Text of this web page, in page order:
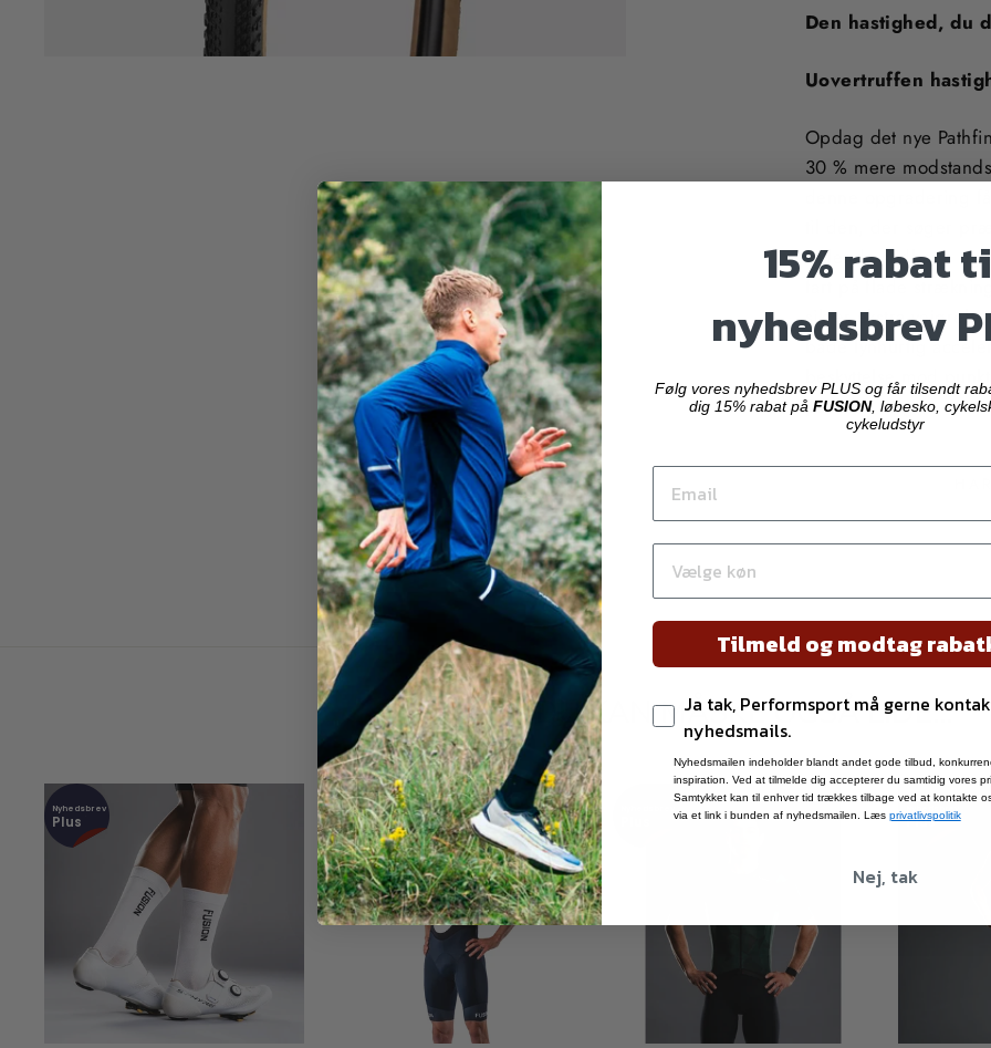
Den hastighed, du
Uovertruffen
Opdag det nye
30 % mere
denne opgradering
til den, der søger
rullende slidbane og
fart på flade
sikrer ekstra vejgreb
både lynhurtig
beskyttelse mod
perfekte valg.
DU KAN MÅSKE OGSÅ LIDE...
Plus
Nyhedsbrev
Plus
Nyhedsbrev
Plus
Nyhedsbrev
Plus
Nyhedsbrev
Plus .
Plus
15% rabat
nyhedsbrev
Følg vores nyhedsbrev PLUS og får tilsendt
dig15% rabat på FUSION, løbesko,
cykeludstyr
Tilmeld og modtag
Ja tak, Performsport må gerne
nyhedsmails.
Nyhedsmailen indeholder blandt andet gode tilbud,
inspiration. Ved at tilmelde dig accepterer du samtidig vores
Samtykket kan til enhver tid trækkes tilbage ved at kontakte
via et link i bunden af nyhedsmailen. Læs privatlivspolitik
Nej, tak